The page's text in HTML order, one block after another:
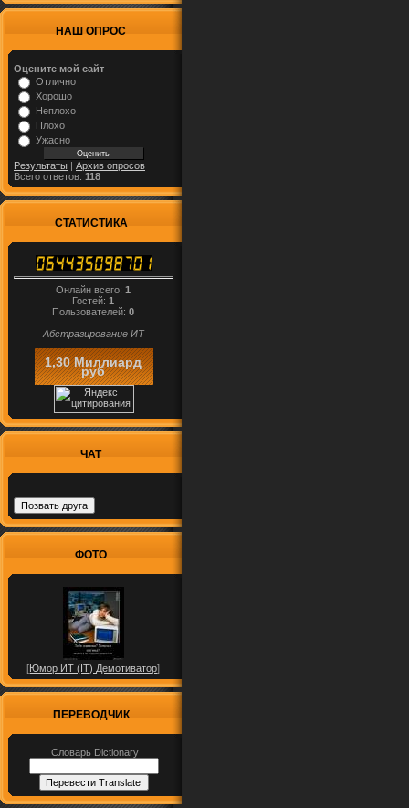
НАШ ОПРОС
Оцените мой сайт
Отлично
Хорошо
Неплохо
Плохо
Ужасно
Результаты | Архив опросов
Всего ответов: 118
СТАТИСТИКА
Онлайн всего:1
Гостей:1
Пользователей:0
Абстрагирование ИТ
1,30 Миллиард
руб
ЧАТ
ФОТО
[Юмор ИТ (IT) Демотиватор]
ПЕРЕВОДЧИК
Словарь Dictionary